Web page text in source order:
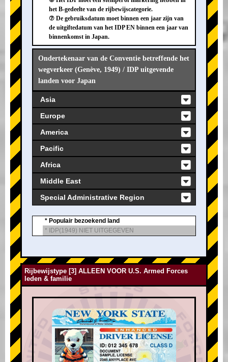
het B-gedeelte van de rijbewijscategorie.
⑦ De gebruiksdatum moet binnen een jaar zijn van
de uitgiftedatum van het IDP EN binnen een jaar van
binnenkomst in Japan.
Ondertekenaar van de Conventie betreffende het
wegverkeer (Genève, 1949) / IDP uitgevende
landen voor Japan
Asia
Europe
America
Pacific
Africa
Middle East
Special Administrative Region
* Populair bezoekend land
* IDP(1949) NIET UITGEGEVEN
Rijbewijstype [3] ALLEEN VOOR U.S. Armed Forces
leden & familie